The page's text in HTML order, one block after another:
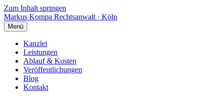
Zum Inhalt springen
Markus Kompa Rechtsanwalt · Köln
Menü
Kanzlei
Leistungen
Ablauf & Kosten
Veröffentlichungen
Blog
Kontakt